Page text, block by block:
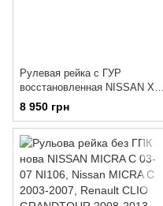
Рулевая рейка с ГУР
восстановленная NISSAN X-
TRAIL T30 01-07
8 950 грн